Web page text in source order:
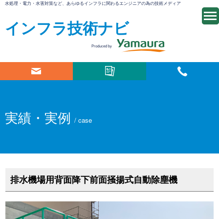
水処理・電力・水害対策など、あらゆるインフラに関わるエンジニアの為の技術メディア
インフラ技術ナビ
Produced by
実績・実例 / case
排水機場用背面降下前面掻揚式自動除塵機